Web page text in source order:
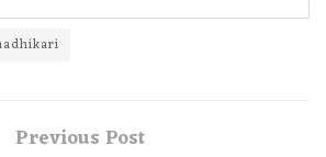
Previous Post